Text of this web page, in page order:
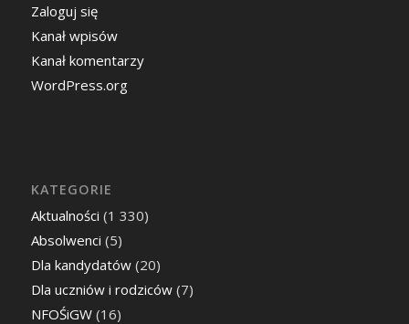
Zaloguj się
Kanał wpisów
Kanał komentarzy
WordPress.org
KATEGORIE
Aktualności (1 330)
Absolwenci (5)
Dla kandydatów(20)
Dla uczniów i rodziców(7)
NFOŚiGW(16)